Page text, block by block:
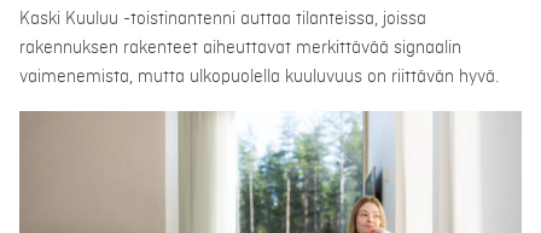
Kaski Kuuluu -toistinantenni auttaa tilanteissa, joissa
rakennuksen rakenteet aiheuttavat merkittävää signaalin
vaimenemista, mutta ulkopuolella kuuluvuus on riittävän hyvä.